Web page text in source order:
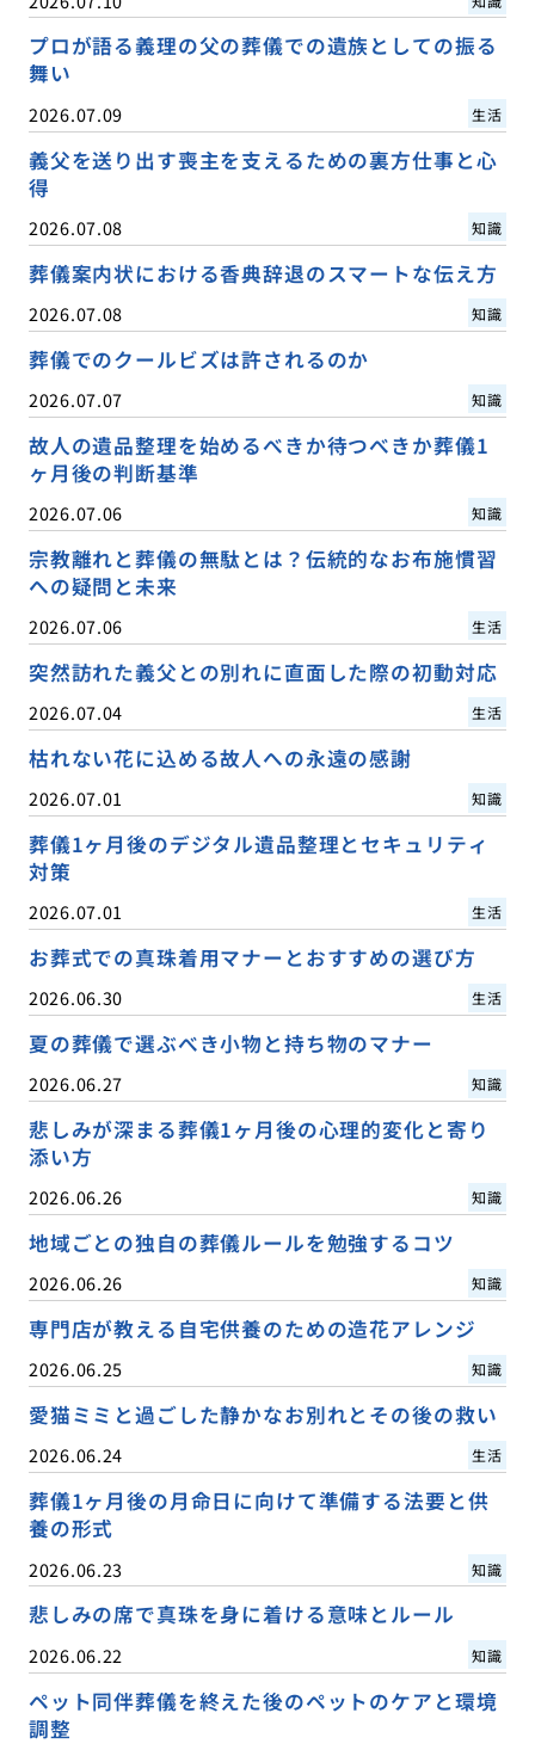
プロが語る義理の父の葬儀での遺族としての振る
舞い
2026.07.09 生活
義父を送り出す喪主を支えるための裏方仕事と心
得
2026.07.08 知識
葬儀案内状における香典辞退のスマートな伝え方
2026.07.08 知識
葬儀でのクールビズは許されるのか
2026.07.07 知識
故人の遺品整理を始めるべきか待つべきか葬儀1
ヶ月後の判断基準
2026.07.06 知識
宗教離れと葬儀の無駄とは？伝統的なお布施慣習
への疑問と未来
2026.07.06 生活
突然訪れた義父との別れに直面した際の初動対応
2026.07.04 生活
枯れない花に込める故人への永遠の感謝
2026.07.01 知識
葬儀1ヶ月後のデジタル遺品整理とセキュリティ
対策
2026.07.01 生活
お葬式での真珠着用マナーとおすすめの選び方
2026.06.30 生活
夏の葬儀で選ぶべき小物と持ち物のマナー
2026.06.27 知識
悲しみが深まる葬儀1ヶ月後の心理的変化と寄り
添い方
2026.06.26 知識
地域ごとの独自の葬儀ルールを勉強するコツ
2026.06.26 知識
専門店が教える自宅供養のための造花アレンジ
2026.06.25 知識
愛猫ミミと過ごした静かなお別れとその後の救い
2026.06.24 生活
葬儀1ヶ月後の月命日に向けて準備する法要と供
養の形式
2026.06.23 知識
悲しみの席で真珠を身に着ける意味とルール
2026.06.22 知識
ペット同伴葬儀を終えた後のペットのケアと環境
調整